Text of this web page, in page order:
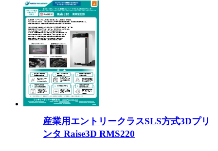
産業用エントリークラスSLS方式3Dプリ
ンタ Raise3D RMS220